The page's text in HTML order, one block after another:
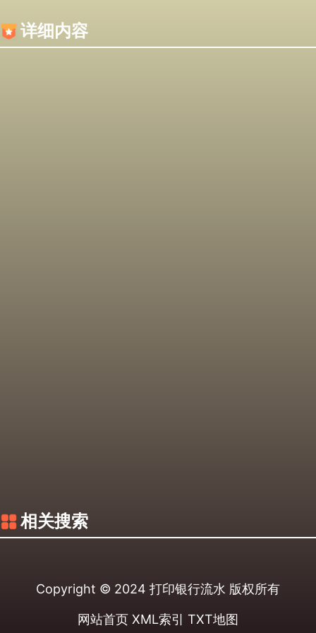
详细内容
相关搜索
Copyright © 2024 打印银行流水 版权所有
网站首页 XML索引 TXT地图